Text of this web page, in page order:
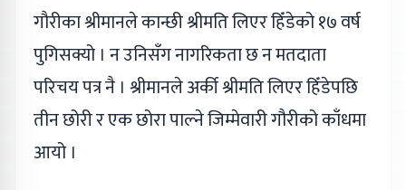
गौरीका श्रीमानले कान्छी श्रीमति लिएर हिँडेको १७ वर्ष
पुगिसक्यो । न उनिसँग नागरिकता छ न मतदाता
परिचय पत्र नै । श्रीमानले अर्की श्रीमति लिएर हिँडेपछि
तीन छोरी र एक छोरा पाल्ने जिम्मेवारी गौरीको काँधमा
आयो ।